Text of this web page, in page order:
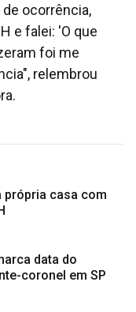
ocorrência,
e falei: 'O que
foi me
relembrou
própria casa com
data do
coronel em SP